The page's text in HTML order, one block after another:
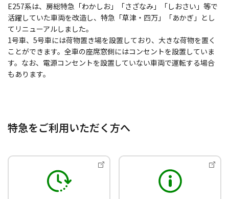
E257系は、房総特急「わかしお」「さざなみ」「しおさい」等で
活躍していた車両を改造し、特急「草津・四万」「あかぎ」とし
てリニューアルしました。
1号車、5号車には荷物置き場を設置しており、大きな荷物を置く
ことができます。全車の座席窓側にはコンセントを設置していま
す。なお、電源コンセントを設置していない車両で運転する場合
もあります。
特急をご利用いただく方へ